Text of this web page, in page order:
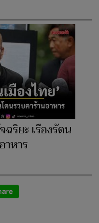
ริยะ เรืองรัตน
หาร